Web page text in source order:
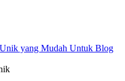
yang Mudah Untuk Blog